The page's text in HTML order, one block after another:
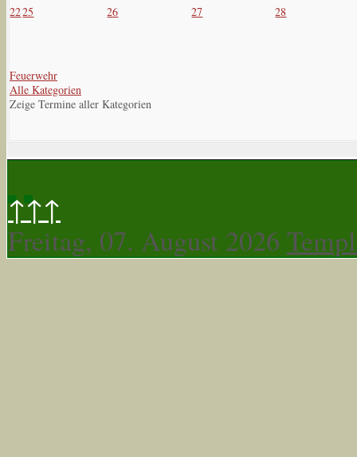
2225 26 27 28
Feuerwehr
Alle Kategorien
Zeige Termine aller Kategorien
↑↑↑
Freitag, 07. August 2026